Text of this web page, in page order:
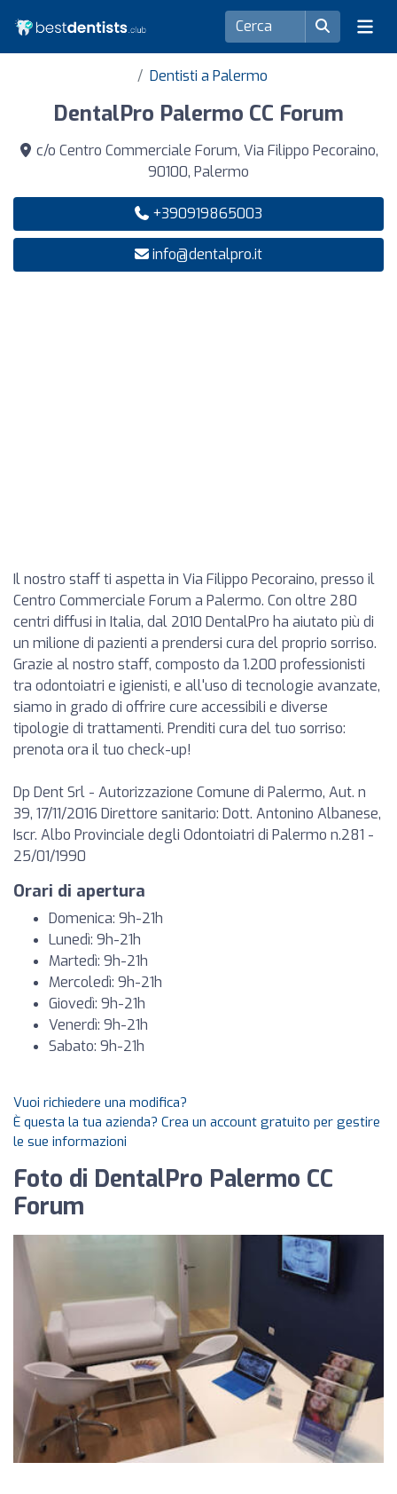
Dentisti a Palermo
DentalPro Palermo CC Forum
c/o Centro Commerciale Forum, Via Filippo Pecoraino,
90100, Palermo
+390919865003
info@dentalpro.it
Il nostro staff ti aspetta in Via Filippo Pecoraino, presso il
Centro Commerciale Forum a Palermo. Con oltre 280
centri diffusi in Italia, dal 2010 DentalPro ha aiutato più di
un milione di pazienti a prendersi cura del proprio sorriso.
Grazie al nostro staff, composto da 1.200 professionisti
tra odontoiatri e igienisti, e all'uso di tecnologie avanzate,
siamo in grado di offrire cure accessibili e diverse
tipologie di trattamenti. Prenditi cura del tuo sorriso:
prenota ora il tuo check-up!
Dp Dent Srl - Autorizzazione Comune di Palermo, Aut. n
39, 17/11/2016 Direttore sanitario: Dott. Antonino Albanese,
Iscr. Albo Provinciale degli Odontoiatri di Palermo n.281 -
25/01/1990
Orari di apertura
Domenica: 9h-21h
Lunedì: 9h-21h
Martedì: 9h-21h
Mercoledì: 9h-21h
Giovedì: 9h-21h
Venerdì: 9h-21h
Sabato: 9h-21h
Vuoi richiedere una modifica?
È questa la tua azienda? Crea un account gratuito per gestire
le sue informazioni
Foto di DentalPro Palermo CC
Forum